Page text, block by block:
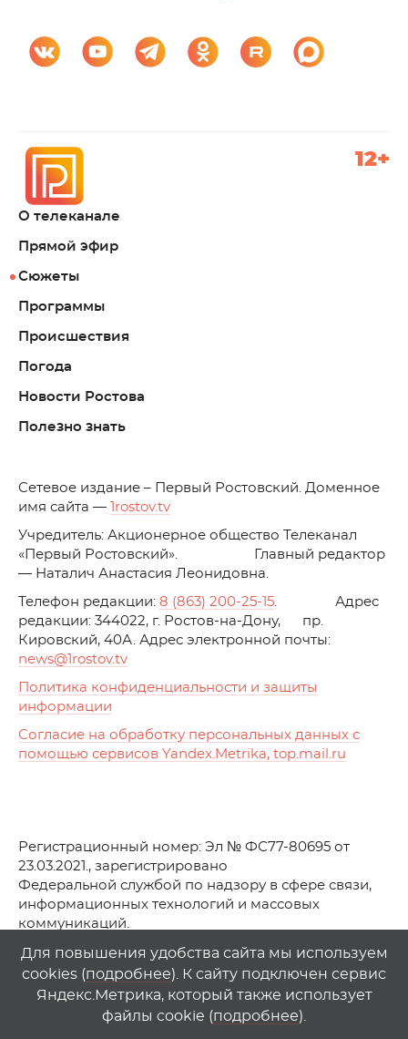
О телеканале
Прямой эфир
Сюжеты
Программы
Происшествия
Погода
Новости Ростова
Полезно знать
12+
Cетевое издание – Первый Ростовский. Доменное
имя сайта —
1rostov.tv
Учредитель: Акционерное общество Телеканал
«Первый Ростовский». Главный редактор
— Наталич Анастасия Леонидовна.
Телефон редакции: 8 (863) 200-25-15. Адрес
редакции: 344022, г. Ростов-на-Дону, пр.
Кировский, 40А. Адрес электронной почты:
news@1rostov.tv
Политика конфиденциальности и защиты
информации
Согласие на обработку персональных данных с
помощью сервисов Yandex.Metrika, top.mail.ru
Регистрационный номер: Эл № ФС77-80695 от
23.03.2021., зарегистрировано
Федеральной службой по надзору в сфере связи,
информационных технологий и массовых
коммуникаций.
© АО Телеканал «Первый Ростовский» (2021-2025)
Любое использование материалов сайта возможно
только при указании гиперссылки на1rostov.tv
Для повышения удобства сайта мы используем
cookies (подробнее). К сайту подключен сервис
Яндекс.Метрика, который также использует
файлы cookie (подробнее).